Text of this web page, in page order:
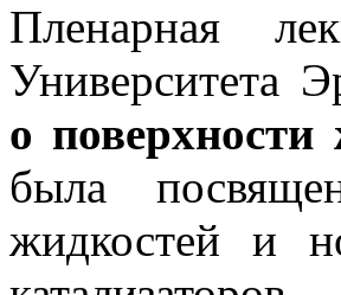
Пленарная
Университета
о
была
жидкостей и